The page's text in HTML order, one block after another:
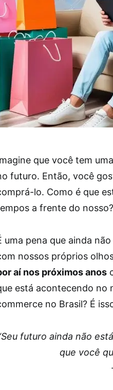
que você tem
futuro. Então, você
lo. Como é que
a frente do nosso?
uma pena que ainda
nossos próprios
aí nos próximos anos
está acontecendo no
no Brasil? É
futuro ainda não
que você